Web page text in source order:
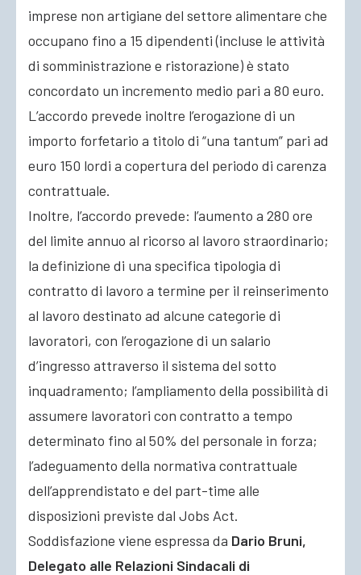
imprese non artigiane del settore alimentare che
occupano fino a 15 dipendenti (incluse le attività
di somministrazione e ristorazione) è stato
concordato un incremento medio pari a 80 euro.
L’accordo prevede inoltre l’erogazione di un
importo forfetario a titolo di “una tantum” pari ad
euro 150 lordi a copertura del periodo di carenza
contrattuale.
Inoltre, l’accordo prevede: l’aumento a 280 ore
del limite annuo al ricorso al lavoro straordinario;
la definizione di una specifica tipologia di
contratto di lavoro a termine per il reinserimento
al lavoro destinato ad alcune categorie di
lavoratori, con l’erogazione di un salario
d’ingresso attraverso il sistema del sotto
inquadramento; l’ampliamento della possibilità di
assumere lavoratori con contratto a tempo
determinato fino al 50% del personale in forza;
l’adeguamento della normativa contrattuale
dell’apprendistato e del part-time alle
disposizioni previste dal Jobs Act.
Soddisfazione viene espressa da Dario Bruni,
Delegato alle Relazioni Sindacali di